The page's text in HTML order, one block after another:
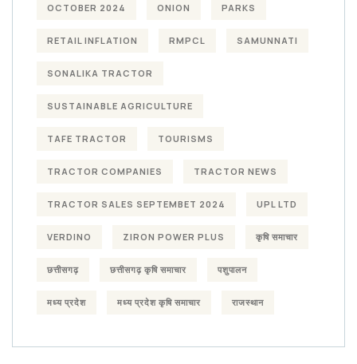
OCTOBER 2024 ONION PARKS
RETAIL INFLATION RMPCL SAMUNNATI
SONALIKA TRACTOR
SUSTAINABLE AGRICULTURE
TAFE TRACTOR TOURISMS
TRACTOR COMPANIES TRACTOR NEWS
TRACTOR SALES SEPTEMBET 2024 UPL LTD
VERDINO ZIRON POWER PLUS कृषि समाचार
छत्तीसगढ़ छत्तीसगढ़ कृषि समाचार पशुपालन
मध्य प्रदेश मध्य प्रदेश कृषि समाचार राजस्थान